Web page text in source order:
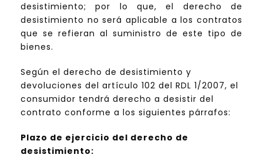
desistimiento; por lo que, el derecho de
desistimiento no será aplicable a los contratos
que se refieran al suministro de este tipo de
bienes.
Según el derecho de desistimiento y
devoluciones del artículo 102 del RDL 1/2007, el
consumidor tendrá derecho a desistir del
contrato conforme a los siguientes párrafos:
Plazo de ejercicio del derecho de
desistimiento: